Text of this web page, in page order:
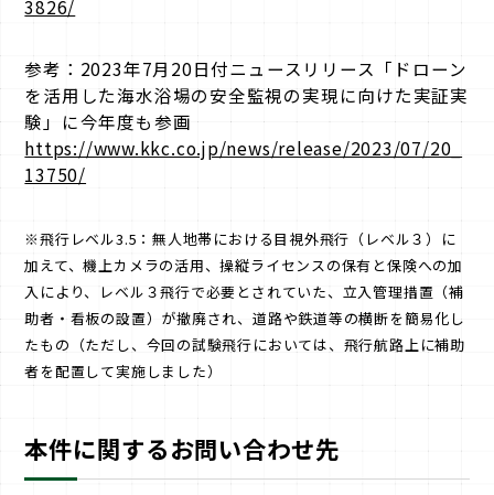
3826/
参考：2023年7月20日付ニュースリリース「ドローン
を活用した海水浴場の安全監視の実現に向けた実証実
験」に今年度も参画
https://www.kkc.co.jp/news/release/2023/07/20_
13750/
※飛行レベル3.5：無人地帯における目視外飛行（レベル３）に
加えて、機上カメラの活用、操縦ライセンスの保有と保険への加
入により、レベル３飛行で必要とされていた、立入管理措置（補
助者・看板の設置）が撤廃され、道路や鉄道等の横断を簡易化し
たもの（ただし、今回の試験飛行においては、飛行航路上に補助
者を配置して実施しました）
本件に関するお問い合わせ先